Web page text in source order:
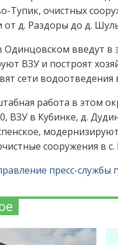
Тупик, очистных
от д. Раздоры до д.
Одинцовском введут
ВЗУ и построят
сети водоотведения
работа в этом
ВЗУ в Кубинке, д.
сооружения в с.
пресс-службы